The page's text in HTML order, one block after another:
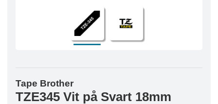
Tape Brother
TZE345 Vit på Svart 18mm